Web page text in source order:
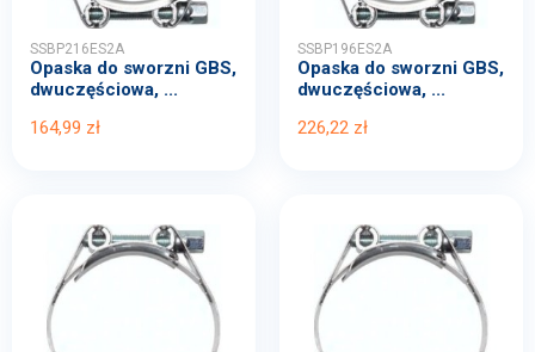
SSBP216ES2A
Opaska do sworzni GBS,
dwuczęściowa, ...
164,99 zł
SSBP196ES2A
Opaska do sworzni GBS,
dwuczęściowa, ...
226,22 zł